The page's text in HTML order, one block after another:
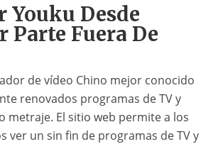
Youku Desde
Parte Fuera De
de vídeo Chino mejor conocido
renovados programas de TV y
metraje. El sitio web permite a los
ver un sin fin de programas de TV y